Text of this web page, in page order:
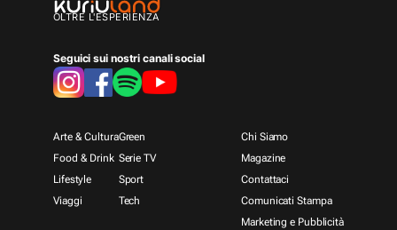
OLTRE L'ESPERIENZA
Seguici sui nostri canali social
Arte & Cultura
Food & Drink
Lifestyle
Viaggi
Green
Serie TV
Sport
Tech
Chi Siamo
Magazine
Contattaci
Comunicati Stampa
Marketing e Pubblicità